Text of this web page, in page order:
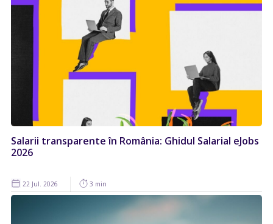
Salarii transparente în România: Ghidul Salarial eJobs
2026
22 Jul. 2026 3 min